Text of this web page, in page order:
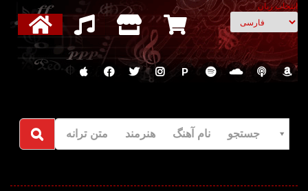
انتخاب زبان
P
جستجو نام آهنگ هنرمند متن ترانه